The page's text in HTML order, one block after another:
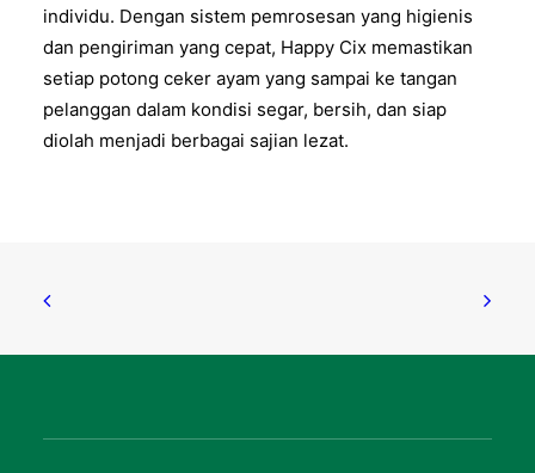
individu. Dengan sistem pemrosesan yang higienis
dan pengiriman yang cepat, Happy Cix memastikan
setiap potong ceker ayam yang sampai ke tangan
pelanggan dalam kondisi segar, bersih, dan siap
diolah menjadi berbagai sajian lezat.